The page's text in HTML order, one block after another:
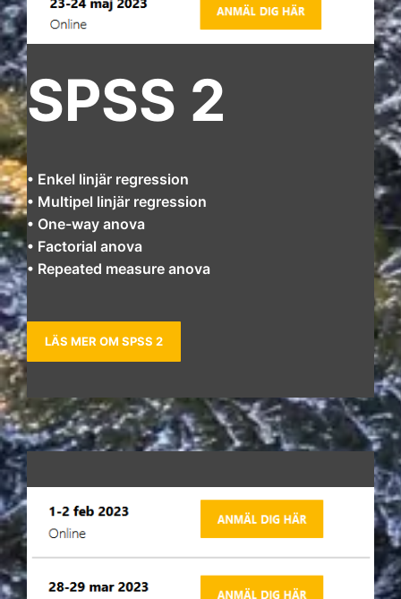
SPSS 2
• Enkel linjär regression
• Multipel linjär regression
• One-way anova
• Factorial anova
• Repeated measure anova
LÄS MER OM SPSS 2